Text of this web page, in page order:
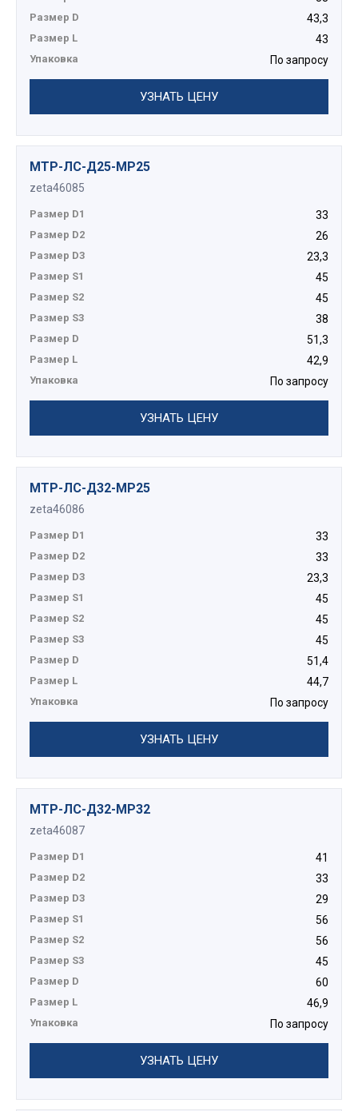
Размер D 43,3
Размер L 43
Упаковка По запросу
УЗНАТЬ ЦЕНУ
МТР-ЛС-Д25-МР25
zeta46085
Размер D1 33
Размер D2 26
Размер D3 23,3
Размер S1 45
Размер S2 45
Размер S3 38
Размер D 51,3
Размер L 42,9
Упаковка По запросу
УЗНАТЬ ЦЕНУ
МТР-ЛС-Д32-МР25
zeta46086
Размер D1 33
Размер D2 33
Размер D3 23,3
Размер S1 45
Размер S2 45
Размер S3 45
Размер D 51,4
Размер L 44,7
Упаковка По запросу
УЗНАТЬ ЦЕНУ
МТР-ЛС-Д32-МР32
zeta46087
Размер D1 41
Размер D2 33
Размер D3 29
Размер S1 56
Размер S2 56
Размер S3 45
Размер D 60
Размер L 46,9
Упаковка По запросу
УЗНАТЬ ЦЕНУ